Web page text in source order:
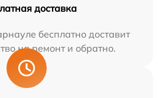
доставка
бесплатно доставит
на ремонт и обратно.